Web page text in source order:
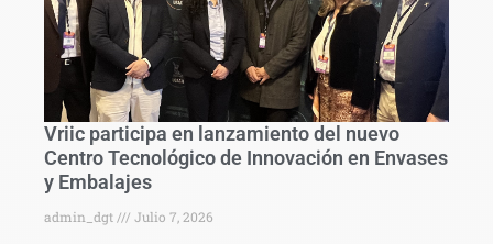
Vriic participa en lanzamiento del nuevo
Centro Tecnológico de Innovación en Envases
y Embalajes
admin_dgt Julio 7, 2026